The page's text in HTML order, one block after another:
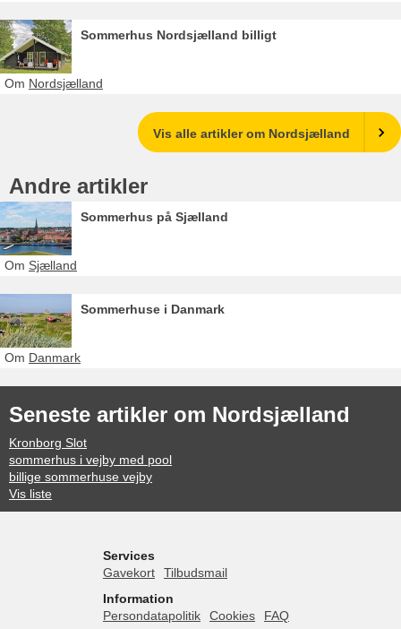
Sommerhus Nordsjælland billigt
Om Nordsjælland
Vis alle artikler om Nordsjælland
Andre artikler
Sommerhus på Sjælland
Om Sjælland
Sommerhuse i Danmark
Om Danmark
Seneste artikler om Nordsjælland
Kronborg Slot
sommerhus i vejby med pool
billige sommerhuse vejby
Vis liste
Services
Gavekort
Tilbudsmail
Information
Persondatapolitik
Cookies FAQ